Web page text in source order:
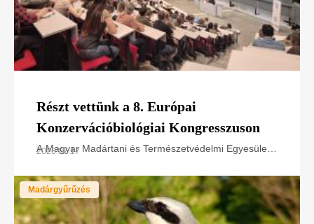
Részt vettünk a 8. Európai
Konzervációbiológiai Kongresszuson
A Magyar Madártani és Természetvédelmi Egyesület
tapasztalatait mutatta be az European Congress of
2026.07.17
Madárgyűrűzés